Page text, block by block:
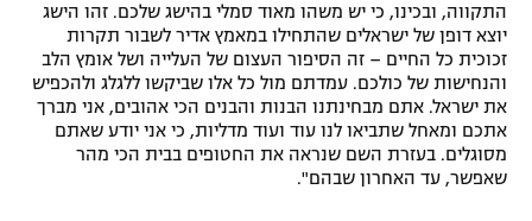
התקווה, ובכינו, כי יש משהו מאוד סמלי בהישג שלכם. זהו הישג
יוצא דופן של ישראלים שהתחילו במאמץ אדיר לשבור תקרות
זכוכית כל החיים – זה הסיפור העצום של העלייה ושל אומץ הלב
והנחישות של כולכם. עמדתם מול כל אלו שביקשו ללגלג ולהכפיש
את ישראל. אתם מבחינתנו הבנות והבנים הכי אהובים, אני מברך
אתכם ומאחל שתביאו לנו עוד ועוד מדליות, כי אני יודע שאתם
מסוגלים. בעזרת השם שנראה את החטופים בבית הכי מהר
שאפשר, עד האחרון שבהם".